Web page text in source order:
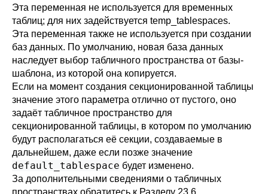
Эта переменная не используется для временных
таблиц; для них задействуется temp_tablespaces.
Эта переменная также не используется при создании
баз данных. По умолчанию, новая база данных
наследует выбор табличного пространства от базы-
шаблона, из которой она копируется.
Если на момент создания секционированной таблицы
значение этого параметра отлично от пустого, оно
задаёт табличное пространство для
секционированной таблицы, в котором по умолчанию
будут располагаться её секции, создаваемые в
дальнейшем, даже если позже значение
default_tablespace будет изменено.
За дополнительными сведениями о табличных
пространствах обратитесь к Разделу 23.6